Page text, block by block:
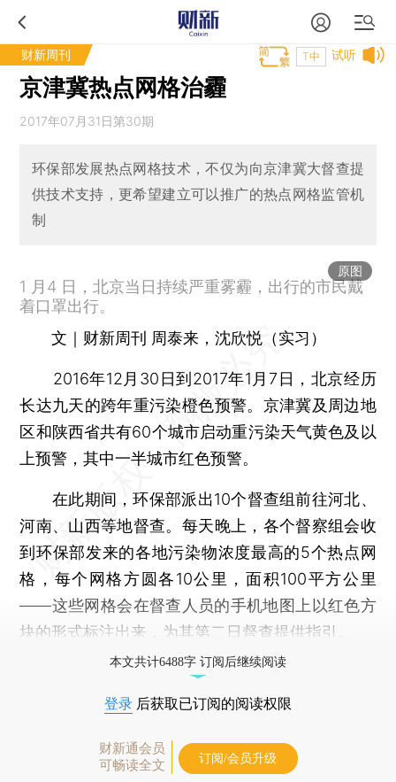
财新周刊 试听
T中
京津冀热点网格治霾
2017年07月31日第30期
环保部发展热点网格技术，不仅为向京津冀大督查提
供技术支持，更希望建立可以推广的热点网格监管机
制
原图
1 月4 日，北京当日持续严重雾霾，出行的市民戴
着口罩出行。
文｜财新周刊 周泰来，沈欣悦（实习）
2016年12月30日到2017年1月7日，北京经历
长达九天的跨年重污染橙色预警。京津冀及周边地
区和陕西省共有60个城市启动重污染天气黄色及以
上预警，其中一半城市红色预警。
在此期间，环保部派出10个督查组前往河北、
河南、山西等地督查。每天晚上，各个督察组会收
到环保部发来的各地污染物浓度最高的5个热点网
格，每个网格方圆各10公里，面积100平方公里
——这些网格会在督查人员的手机地图上以红色方
块的形式标注出来，为其第二日督查提供指引。
本文共计6488字 订阅后继续阅读
登录 后获取已订阅的阅读权限
财新通会员
可畅读全文
订阅/会员升级